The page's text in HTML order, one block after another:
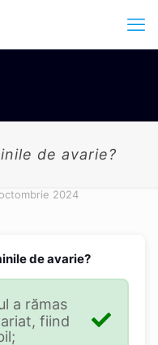
de avarie?
2024
de avarie?
a rămas
fiind